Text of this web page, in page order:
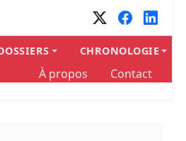
CHRONOLOGIE
À propos Contact